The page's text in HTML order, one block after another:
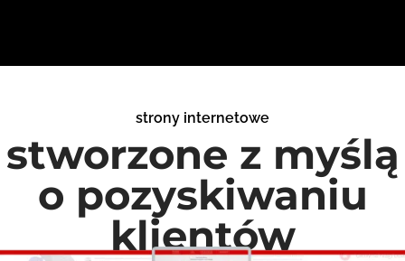
strony internetowe
stworzone z myślą
o pozyskiwaniu
klientów